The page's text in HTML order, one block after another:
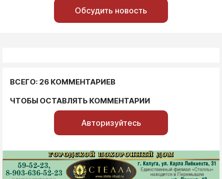
Обсудить новость
ВСЕГО: 26 КОММЕНТАРИЕВ
ЧТОБЫ ОСТАВЛЯТЬ КОММЕНТАРИИ
Авторизуйтесь